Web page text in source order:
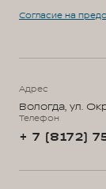
Согласие на
Адрес
Вологда, ул.
Телефон
+ 7 (8172)